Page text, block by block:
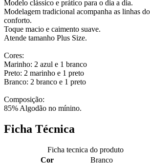
Modelo clássico e prático para o dia a dia.
Modelagem tradicional acompanha as linhas
conforto.
Toque macio e caimento suave.
Atende tamanho Plus Size.
Cores:
Marinho: 2 azul e 1 branco
Preto: 2 marinho e 1 preto
Branco: 2 branco e 1 preto
Composição:
85% Algodão no mínino.
Ficha Técnica
Ficha tecnica do produto
Cor
Branco